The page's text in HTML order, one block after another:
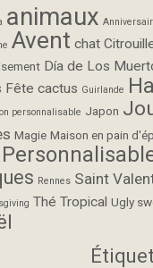
animaux
Avent chat
Día de Los
Fête cactus Guirlande
personnalisable Japon
Magie Maison en pain
Rennes Saint
Thé Tropical Ugly